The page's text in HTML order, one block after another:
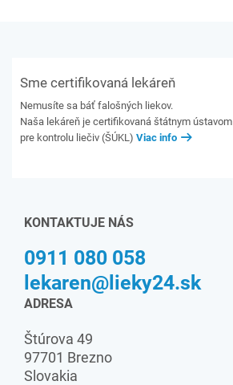
Sme certifikovaná lekáreň
Nemusíte sa báť falošných liekov.
Naša lekáreň je certifikovaná štátnym ústavom
pre kontrolu liečiv (ŠÚKL) Viac info
KONTAKTUJE NÁS
0911 080 058
lekaren@lieky24.sk
ADRESA
Štúrova 49
97701 Brezno
Slovakia